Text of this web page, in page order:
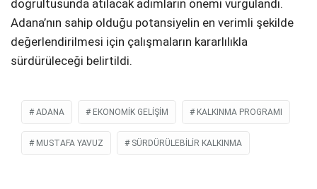
doğrultusunda atılacak adımların önemi vurgulandı.
Adana’nın sahip olduğu potansiyelin en verimli şekilde
değerlendirilmesi için çalışmaların kararlılıkla
sürdürüleceği belirtildi.
ADANA EKONOMIK GELIŞIM KALKINMA PROGRAMI
MUSTAFA YAVUZ SÜRDÜRÜLEBILIR KALKINMA